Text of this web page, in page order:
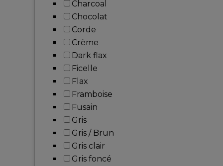
Charcoal
Chocolat
Corde
Crème
Dark flax
Ficelle
Flax
Framboise
Fusain
Gris
Gris / Brun
Gris clair
Gris foncé